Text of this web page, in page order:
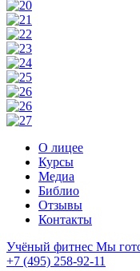
О лицее
Курсы
Медиа
Библио
Отзывы
Контакты
Учёный фитнес Мы
+7 (495) 258-92-11